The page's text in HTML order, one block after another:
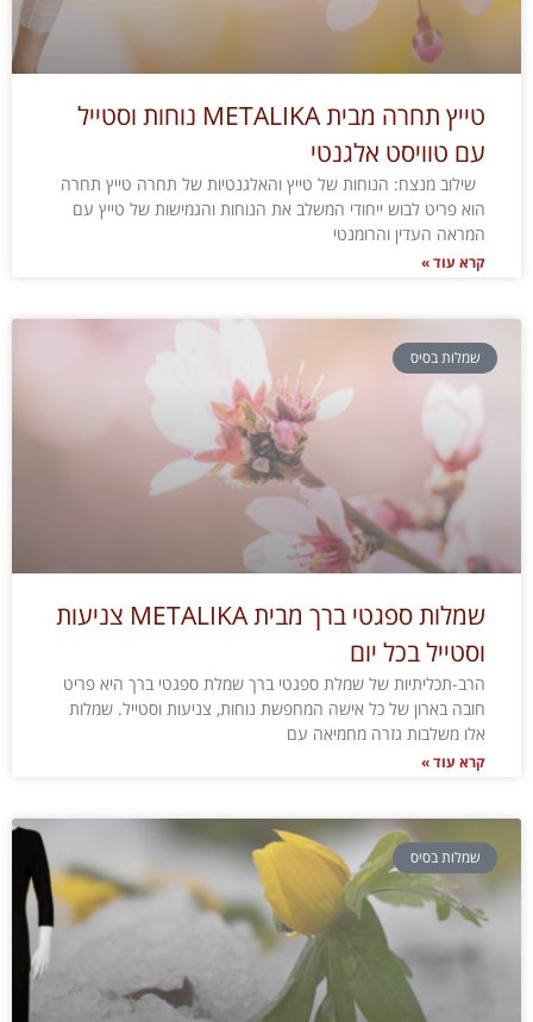
טייץ תחרה מבית METALIKA נוחות וסטייל
עם טוויסט אלגנטי
שילוב מנצח: הנוחות של טייץ והאלגנטיות של תחרה טייץ תחרה
הוא פריט לבוש ייחודי המשלב את הנוחות והגמישות של טייץ עם
המראה העדין והרומנטי
קרא עוד »
שמלות בסיס
שמלות ספגטי ברך מבית METALIKA צניעות
וסטייל בכל יום
הרב-תכליתיות של שמלת ספגטי ברך שמלת ספגטי ברך היא פריט
חובה בארון של כל אישה המחפשת נוחות, צניעות וסטייל. שמלות
אלו משלבות גזרה מחמיאה עם
קרא עוד »
שמלות בסיס